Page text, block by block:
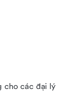
cho các đại lý